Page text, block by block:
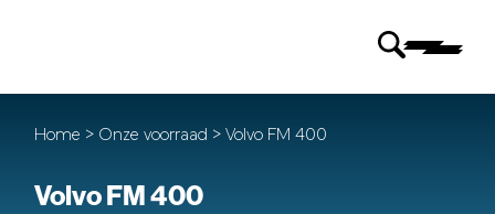
Volvo FM 400
Home > Onze voorraad > Volvo FM 400